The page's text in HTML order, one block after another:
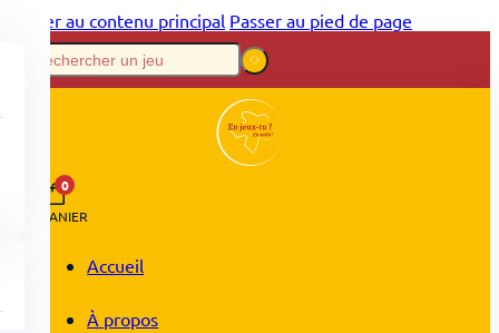
Passer au contenu principal Passer au pied de page
0
PANIER
Accueil
À propos